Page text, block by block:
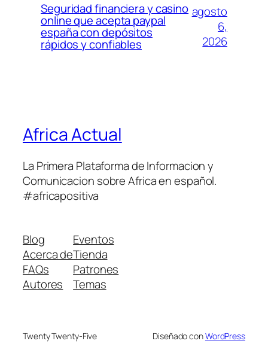
Seguridad financiera y casino
online que acepta paypal
españa con depósitos
rápidos y confiables
agosto
6,
2026
Africa Actual
La Primera Plataforma de Informacion y
Comunicacion sobre Africa en español.
#africapositiva
Blog
Acerca de
FAQs
Autores
Eventos
Tienda
Patrones
Temas
Twenty Twenty-Five Diseñado conWordPress